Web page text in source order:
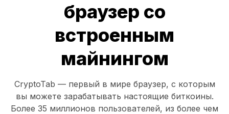
браузер со
встроенным
майнингом
CryptoTab — первый в мире браузер, с которым
вы можете зарабатывать настоящие биткоины.
Более 35 миллионов пользователей, из более чем